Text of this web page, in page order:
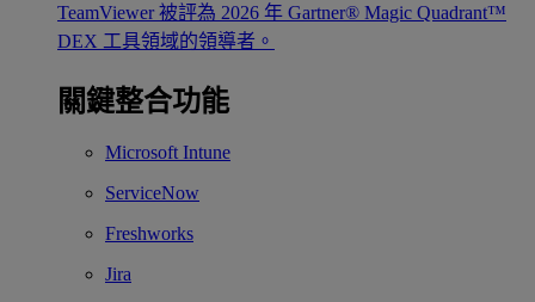
TeamViewer 被評為 2026 年 Gartner® Magic Quadrant™
DEX 工具領域的領導者。
關鍵整合功能
Microsoft Intune
ServiceNow
Freshworks
Jira